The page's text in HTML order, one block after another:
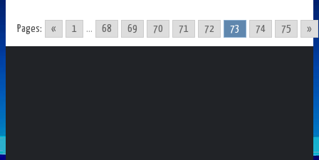
Pages: « 1 ... 68 69 70 71 72 73 74 75 »